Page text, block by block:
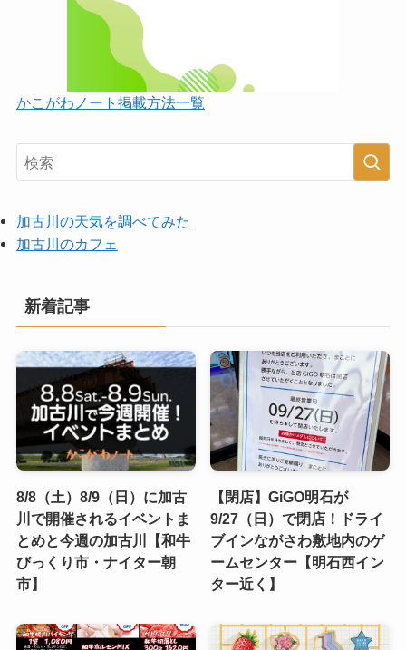
かこがわノート掲載方法一覧
加古川の天気を調べてみた
加古川のカフェ
新着記事
8/8（土）8/9（日）に加古
川で開催されるイベントま
とめと今週の加古川【和牛
びっくり市・ナイター朝
市】
【閉店】GiGO明石が
9/27（日）で閉店！ドライ
ブインながさわ敷地内のゲ
ームセンター【明石西イン
ター近く】